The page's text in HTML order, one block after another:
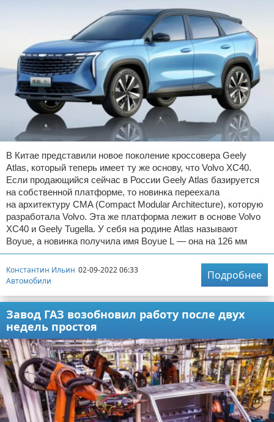
В Китае представили новое поколение кроссовера Geely
Atlas, который теперь имеет ту же основу, что Volvo XC40.
Если продающийся сейчас в России Geely Atlas базируется
на собственной платформе, то новинка переехала
на архитектуру CMA (Compact Modular Architecture), которую
разработала Volvo. Эта же платформа лежит в основе Volvo
XC40 и Geely Tugella. У себя на родине Atlas называют
Boyue, а новинка получила имя Boyue L — она на 126 мм
Константин Ильин 02-09-2022 06:33
Автомобили
Подробнее
Завод ГАЗ возобновил работу после двух
недель простоя